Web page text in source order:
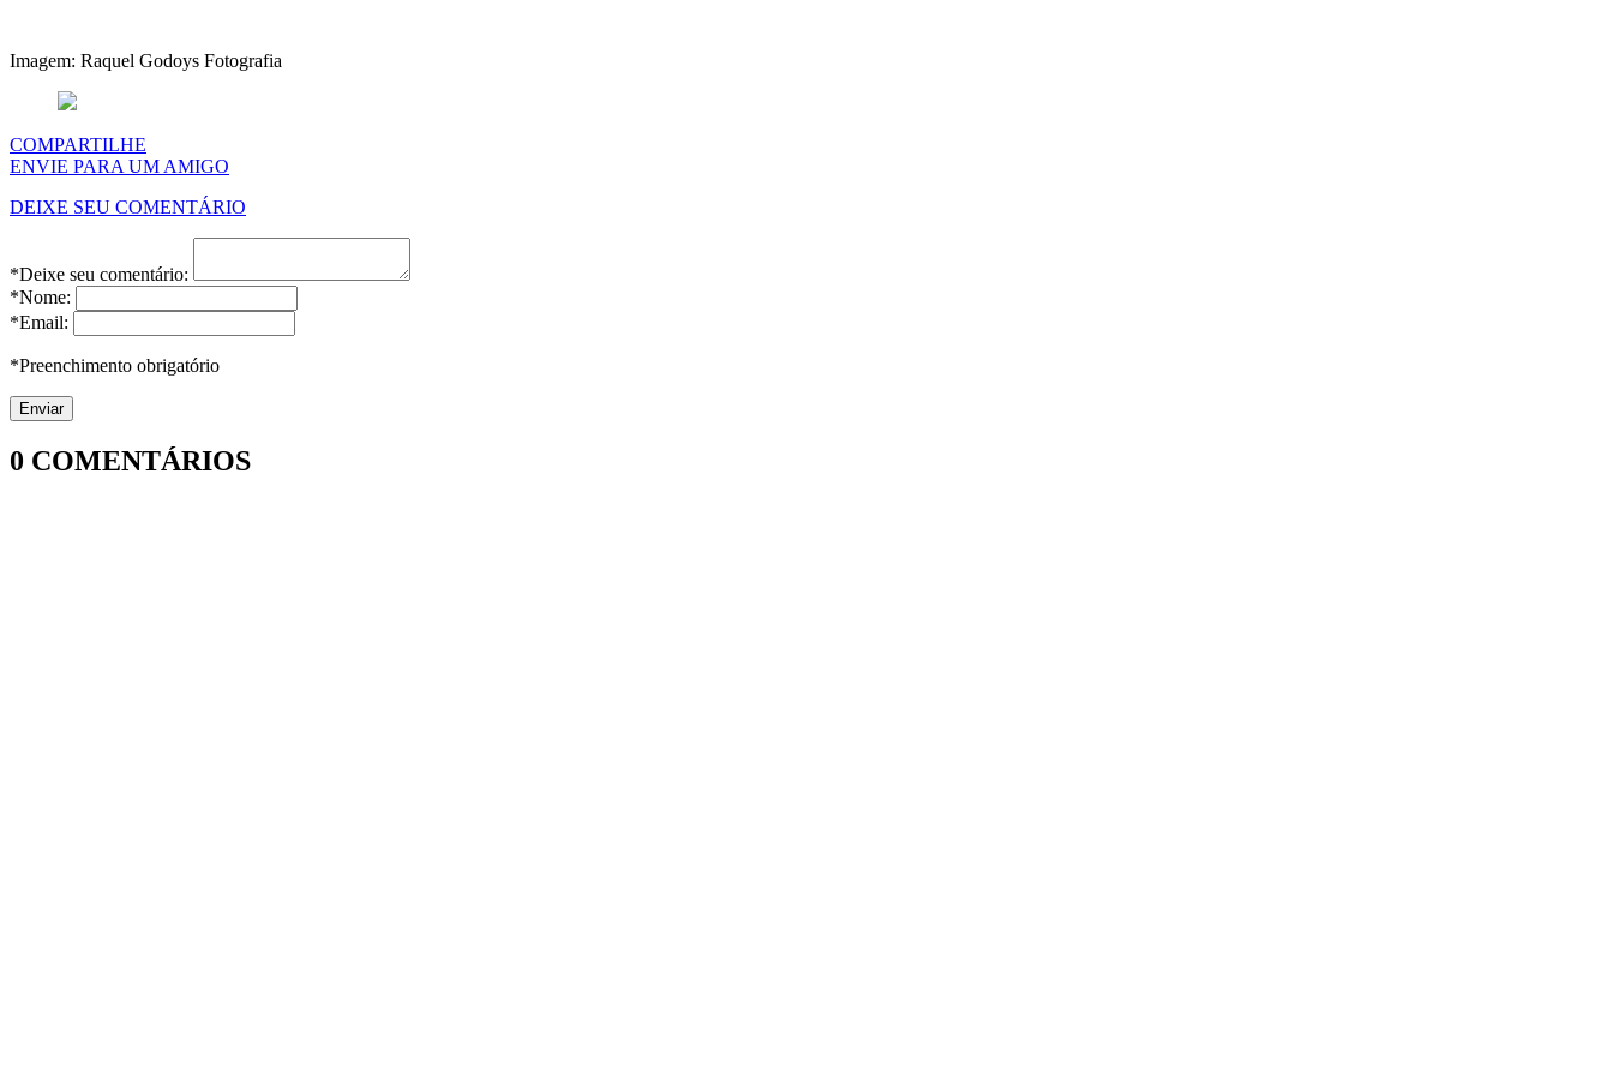
Imagem: Raquel Godoys Fotografia
COMPARTILHE
ENVIE PARA UM AMIGO
DEIXE SEU COMENTÁRIO
*Deixe seu comentário:
*Nome:
*Email:
*Preenchimento obrigatório
0 COMENTÁRIOS